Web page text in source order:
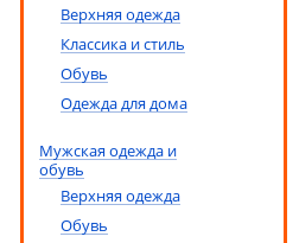
Верхняя одежда
Классика и стиль
Обувь
Одежда для дома
Мужская одежда и
обувь
Верхняя одежда
Обувь